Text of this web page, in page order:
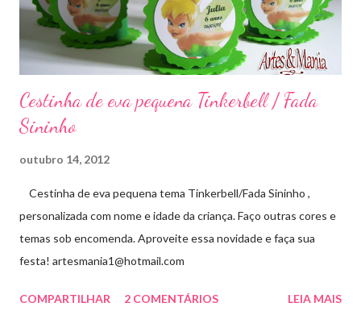
Cestinha de eva pequena Tinkerbell / Fada
Sininho
outubro 14, 2012
Cestinha de eva pequena tema Tinkerbell/Fada Sininho ,
personalizada com nome e idade da criança. Faço outras cores e
temas sob encomenda. Aproveite essa novidade e faça sua
festa! artesmania1@hotmail.com
COMPARTILHAR 2 COMENTÁRIOS LEIA MAIS